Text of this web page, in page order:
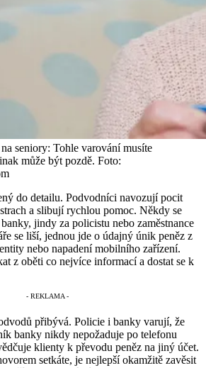
seniory: Tohle varování musíte
může být pozdě. Foto:
do detailu. Podvodníci navozují pocit
a slibují rychlou pomoc. Někdy se
jindy za policistu nebo zaměstnance
se liší, jednou jde o údajný únik peněz z
nebo napadení mobilního zařízení.
z oběti co nejvíce informací a dostat se k
přibývá. Policie i banky varují, že
banky nikdy nepožaduje po telefonu
klienty k převodu peněz na jiný účet.
setkáte, je nejlepší okamžitě zavěsit